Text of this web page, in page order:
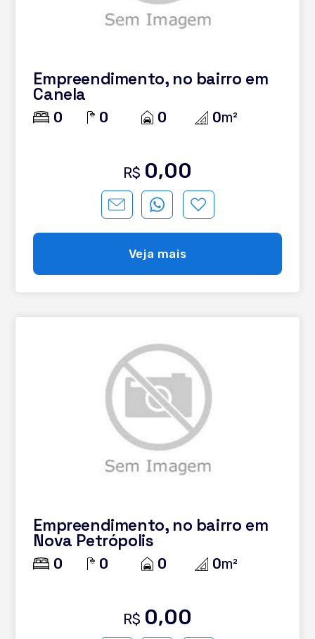
Empreendimento, no bairro em
Canela
0 0 0 0m²
R$ 0,00
Veja mais
Empreendimento, no bairro em
Nova Petrópolis
0 0 0 0m²
R$ 0,00